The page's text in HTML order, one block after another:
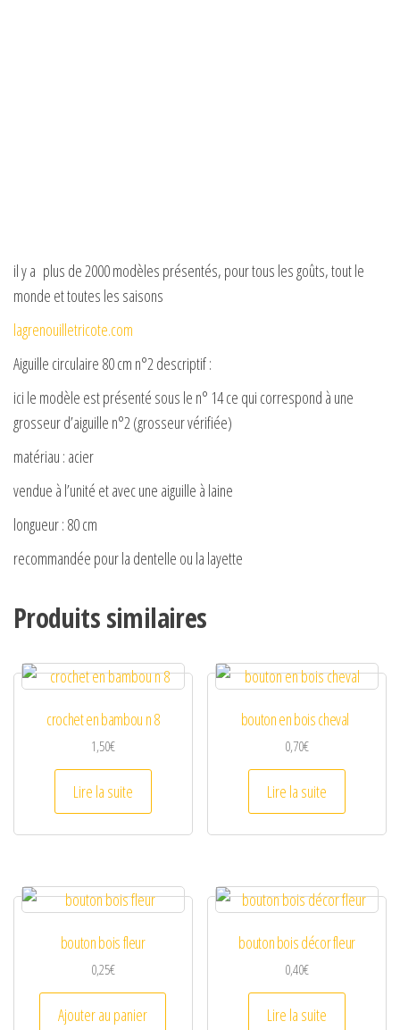
il y a plus de 2000 modèles présentés, pour tous les goûts, tout le
monde et toutes les saisons
lagrenouilletricote.com
Aiguille circulaire 80 cm n°2 descriptif :
ici le modèle est présenté sous le n° 14 ce qui correspond à une
grosseur d’aiguille n°2 (grosseur vérifiée)
matériau : acier
vendue à l’unité et avec une aiguille à laine
longueur : 80 cm
recommandée pour la dentelle ou la layette
Produits similaires
crochet en bambou n 8
1,50€
Lire la suite
bouton en bois cheval
0,70€
Lire la suite
bouton bois fleur
0,25€
Ajouter au panier
bouton bois décor fleur
0,40€
Lire la suite